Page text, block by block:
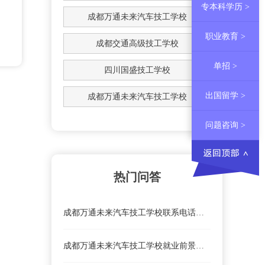
成都万通未来汽车技工学校
成都交通高级技工学校
四川国盛技工学校
成都万通未来汽车技工学校
热门问答
成都万通未来汽车技工学校联系电话、地址是什么？
成都万通未来汽车技工学校就业前景怎么样？
专本科学历 >
职业教育 >
单招 >
出国留学 >
问题咨询 >